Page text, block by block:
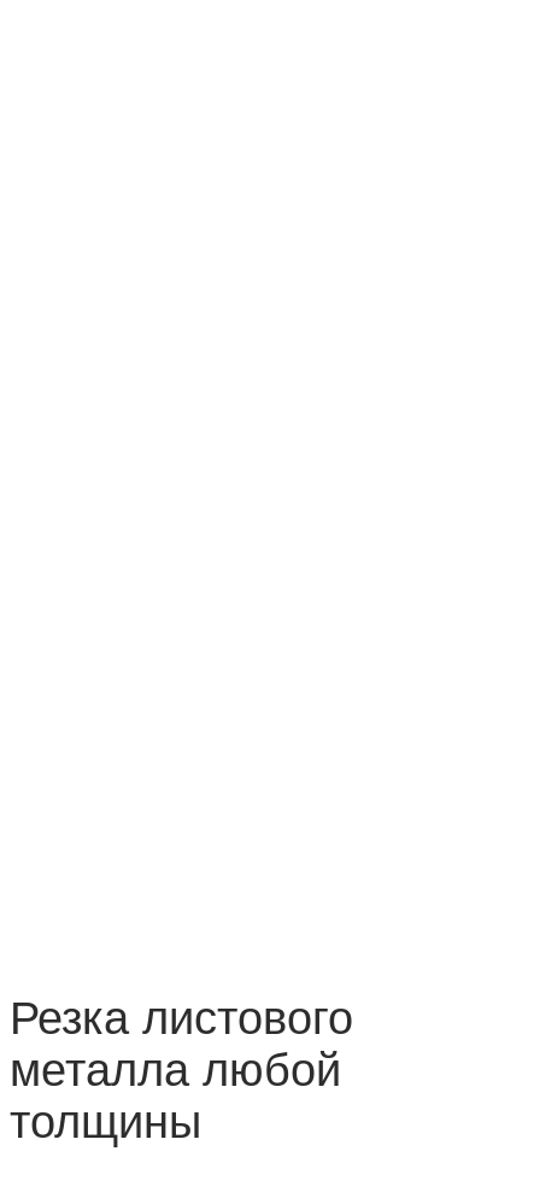
Резка листового
металла любой
толщины